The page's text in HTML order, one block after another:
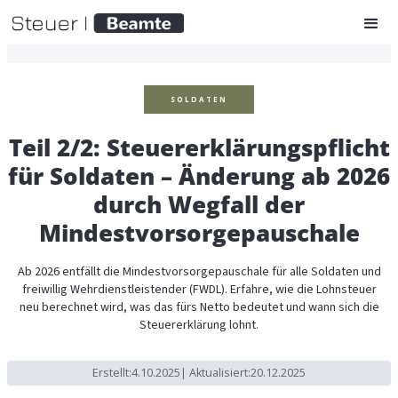
SOLDATEN
Teil 2/2: Steuererklärungspflicht
für Soldaten – Änderung ab 2026
durch Wegfall der
Mindestvorsorgepauschale
Ab 2026 entfällt die Mindestvorsorgepauschale für alle Soldaten und
freiwillig Wehrdienstleistender (FWDL). Erfahre, wie die Lohnsteuer
neu berechnet wird, was das fürs Netto bedeutet und wann sich die
Steuererklärung lohnt.
Erstellt:4.10.2025 | Aktualisiert:20.12.2025